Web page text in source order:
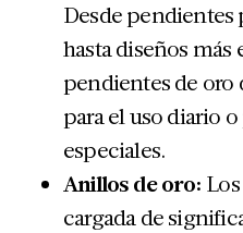
Desde pendientes
hasta diseños más
pendientes de oro
para el uso diario
especiales.
Anillos de oro:
cargada de